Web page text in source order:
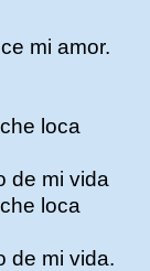
mi amor.
loca
de mi vida
loca
de mi vida.